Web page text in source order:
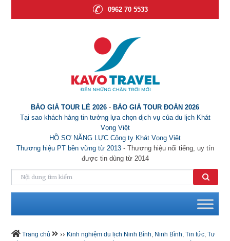
0962 70 5533
BÁO GIÁ TOUR LẺ 2026 - BÁO GIÁ TOUR ĐOÀN 2026
Tại sao khách hàng tin tưởng lựa chọn dịch vụ của du lịch Khát
Vọng Việt
HỒ SƠ NĂNG LỰC Công ty Khát Vọng Việt
Thương hiệu PT bền vững từ 2013- Thương hiệu nổi tiếng, uy tín
được tin dùng từ 2014
Trang chủ ›› Kinh nghiệm du lịch Ninh Bình, Ninh Bình,Tin tức,Tư